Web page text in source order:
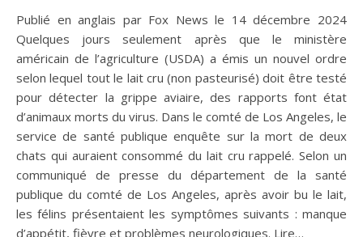
Publié en anglais par Fox News le 14 décembre 2024
Quelques jours seulement après que le ministère
américain de l’agriculture (USDA) a émis un nouvel ordre
selon lequel tout le lait cru (non pasteurisé) doit être testé
pour détecter la grippe aviaire, des rapports font état
d’animaux morts du virus. Dans le comté de Los Angeles, le
service de santé publique enquête sur la mort de deux
chats qui auraient consommé du lait cru rappelé. Selon un
communiqué de presse du département de la santé
publique du comté de Los Angeles, après avoir bu le lait,
les félins présentaient les symptômes suivants : manque
d’appétit, fièvre et problèmes neurologiques. Lire…